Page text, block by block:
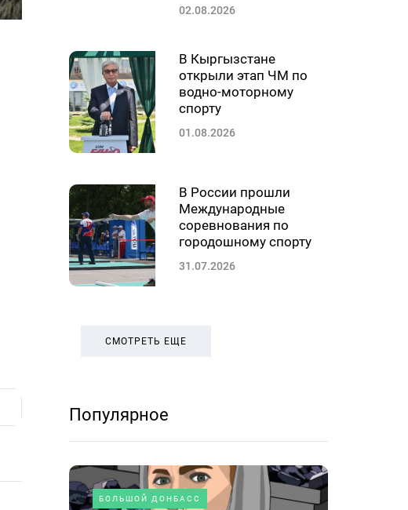
02.08.2026
В Кыргызстане
открыли этап ЧМ по
водно-моторному
спорту
01.08.2026
В России прошли
Международные
соревнования по
городошному спорту
31.07.2026
СМОТРЕТЬ ЕЩЕ
Популярное
БОЛЬШОЙ ДОНБАСС